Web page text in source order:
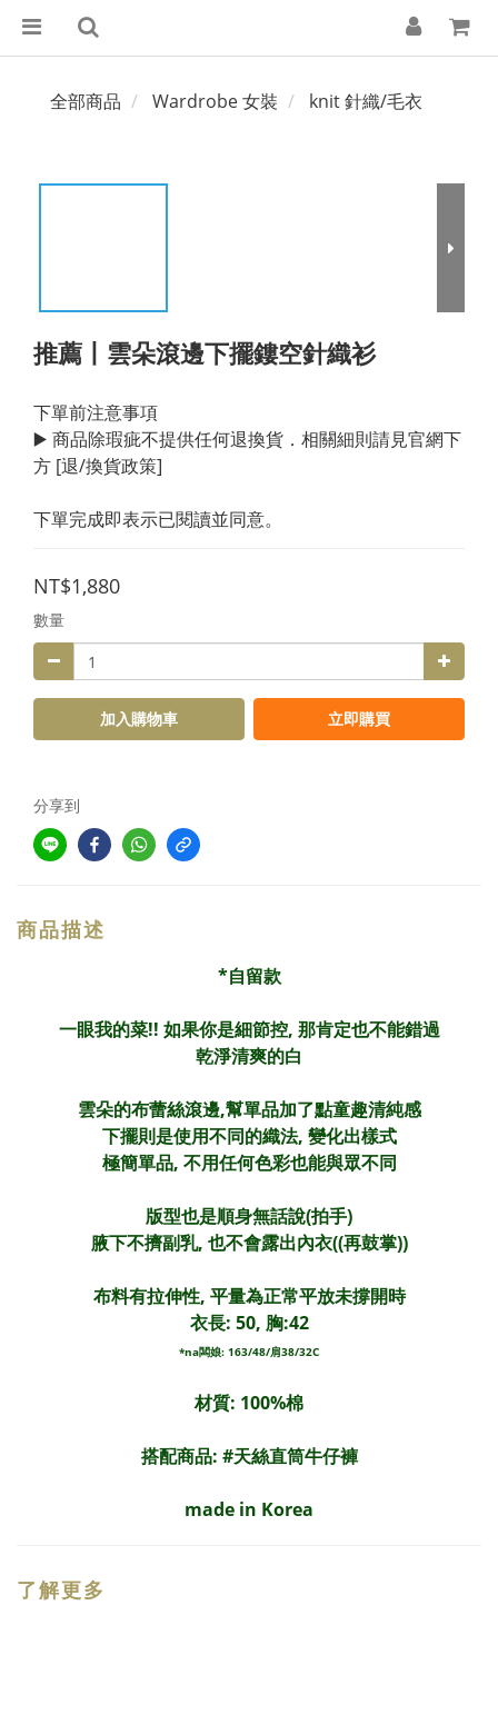
全部商品 Wardrobe 女裝 knit 針織/毛衣
推薦丨雲朵滾邊下擺鏤空針織衫
下單前注意事項
▶️ 商品除瑕疵不提供任何退換貨．相關細則請見官網下
方 [退/換貨政策]
下單完成即表示已閱讀並同意。
NT$1,880
數量
加入購物車 立即購買
分享到
商品描述
*自留款
一眼我的菜!! 如果你是細節控, 那肯定也不能錯過
乾淨清爽的白
雲朵的布蕾絲滾邊,幫單品加了點童趣清純感
下擺則是使用不同的織法, 變化出樣式
極簡單品, 不用任何色彩也能與眾不同
版型也是順身無話說(拍手)
腋下不擠副乳, 也不會露出內衣((再鼓掌))
布料有拉伸性, 平量為正常平放未撐開時
衣長: 50, 胸:42
*na闆娘: 163/48/肩38/32C
材質: 100%棉
搭配商品: #天絲直筒牛仔褲
made in Korea
了解更多